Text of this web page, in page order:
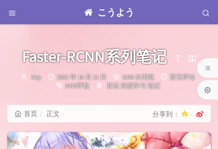
こうよう
Faster-RCNN系列笔记
博
kkjz
发
布
2021 年 10 月 21 日 2030 次浏览
暂无评论
5478字数
分
算法 深度学习 笔记
首页 正文 分享到：